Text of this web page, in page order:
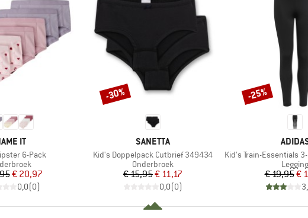
IT
6-Pack
Prijs
Verlaagde prijs
€ 20,97
0,0(0)
MERK
SANETTA
Artikel
Kid's Doppelpack Cutbrief 349434
Productgroep
Onderbroek
Prijs
€ 15,95Verlaagde prijs
€ 11,17
0,0(0)
Korting
-30%
MERK
Artikel
Kid's Train-Essentials
Legging
€ 19,95€
Korting
-25%